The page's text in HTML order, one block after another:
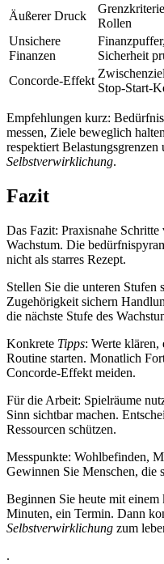
Äußerer Druck
Rollen
Unsichere
Finanzen
Finanzpuffer,
Sicherheit
Concorde‑Effekt
Empfehlungen kurz:
messen, Ziele beweglich
respektiert
Selbstverwirklichung.
Fazit
Das Fazit: Praxisnahe
Wachstum. Die
nicht als starres Rezept.
Stellen Sie die unteren Stufen
Zugehörigkeit sichern
die nächste Stufe des
Konkrete Tipps: Werte
Routine starten. Monatlich
Concorde‑Effekt meiden.
Für die Arbeit: Spielräume
Sinn sichtbar machen.
Ressourcen schützen.
Messpunkte: Wohlbefinden,
Gewinnen Sie Menschen, die
Beginnen Sie heute mit
Minuten, ein Termin. Dann
Selbstverwirklichung zum
.